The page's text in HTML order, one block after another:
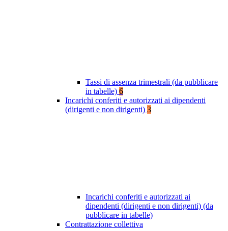
Tassi di assenza trimestrali (da pubblicare
in tabelle) 6
Incarichi conferiti e autorizzati ai dipendenti
(dirigenti e non dirigenti) 3
Incarichi conferiti e autorizzati ai
dipendenti (dirigenti e non dirigenti) (da
pubblicare in tabelle)
Contrattazione collettiva